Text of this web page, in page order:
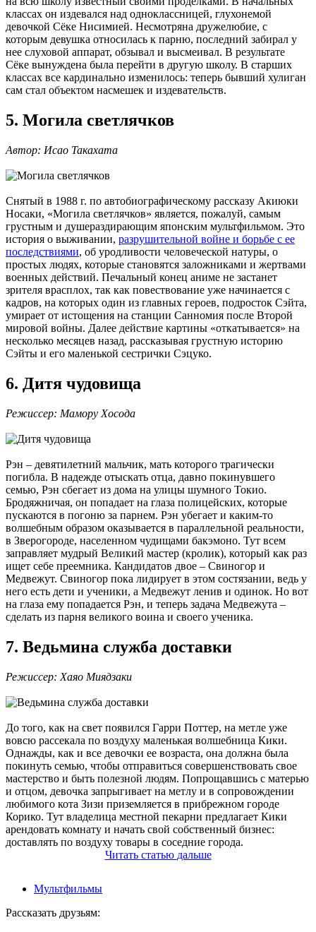
классах он издевался над одноклассницей, глухонемой
девочкой Сёке Нисимией. Несмотряна дружелюбие, с
которым девушка относилась к парню, последний забирал у
нее слуховой аппарат, обзывал и высмеивал. В результате
Сёке вынуждена была перейти в другую школу. В старших
классах все кардинально изменилось: теперь бывший хулиган
сам стал объектом насмешек и издевательств.
5. Могила светлячков
Автор: Исао Такахата
Снятый в 1988 г. по автобиографическому рассказу Акиюки
Носаки, «Могила светлячков» является, пожалуй, самым
грустным и душераздирающим японским мультфильмом. Это
история о выживании, разрушительной войне и борьбе с ее
последствиями, об уродливости человеческой натуры, о
простых людях, которые становятся заложниками и жертвами
военных действий. Печальный конец аниме не застанет
зрителя врасплох, так как повествование уже начинается с
кадров, на которых один из главных героев, подросток Сэйта,
умирает от истощения на станции Санномия после Второй
мировой войны. Далее действие картины «откатывается» на
несколько месяцев назад, рассказывая грустную историю
Сэйты и его маленькой сестрички Сэцуко.
6. Дитя чудовища
Режиссер: Мамору Хосода
Рэн – девятилетний мальчик, мать которого трагически
погибла. В надежде отыскать отца, давно покинувшего
семью, Рэн сбегает из дома на улицы шумного Токио.
Бродяжничая, он попадает на глаза полицейских, которые
пускаются в погоню за парнем. Рэн убегает и каким-то
волшебным образом оказывается в параллельной реальности,
в Зверогороде, населенном чудищами бакэмоно. Тут всем
заправляет мудрый Великий мастер (кролик), который как раз
ищет себе преемника. Кандидатов двое – Свиногор и
Медвежут. Свиногор пока лидирует в этом состязании, ведь у
него есть дети и ученики, а Медвежут ленив и одинок. Но вот
на глаза ему попадается Рэн, и теперь задача Медвежута –
сделать из парня великого воина и своего ученика.
7. Ведьмина служба доставки
Режиссер: Хаяо Миядзаки
До того, как на свет появился Гарри Поттер, на метле уже
вовсю рассекала по воздуху маленькая волшебница Кики.
Однажды, как и все девочки ее возраста, она должна была
покинуть семью, чтобы отправиться совершенствовать свое
мастерство и быть полезной людям. Попрощавшись с матерью
и отцом, девочка запрыгивает на метлу и в сопровождении
любимого кота Зизи приземляется в прибрежном городе
Корико. Тут владелица местной пекарни предлагает Кики
арендовать комнату и начать свой собственный бизнес:
доставлять по воздуху товары в соседние города.
Читать статью дальше
Мультфильмы
Рассказать друзьям: